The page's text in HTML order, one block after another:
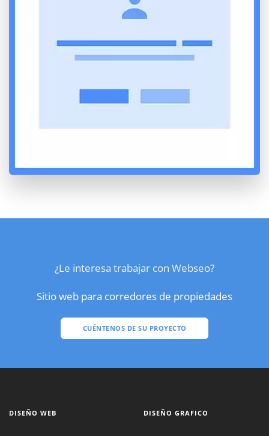
¿Le interesa trabajar con Webseo?
Sitio web para corredores de propiedades
CUÉNTENOS DE SU PROYECTO
DISEÑO WEB DISEÑO GRAFICO